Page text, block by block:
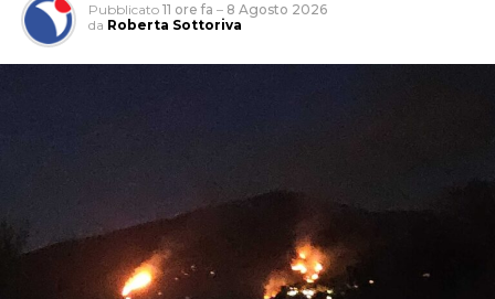
Pubblicato 11 ore fa – 8 Agosto 2026
da Roberta Sottoriva